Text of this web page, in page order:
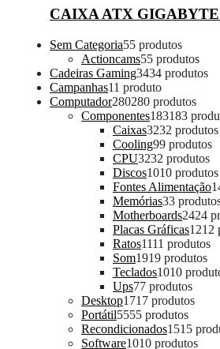
CAIXA ATX GIGABYTE
Sem Categoria55 produtos
Actioncams55 produtos
Cadeiras Gaming3434 produtos
Campanhas11 produto
Computador280280 produtos
Componentes183183
Caixas3232 produtos
Cooling99 produtos
CPU3232 produtos
Discos1010 produtos
Fontes Alimentação
Memórias33
Motherboards2424
Placas Gráficas1212
Ratos1111 produtos
Som1919 produtos
Teclados1010
Ups77 produtos
Desktop1717 produtos
Portátil5555 produtos
Recondicionados1515
Software1010 produtos